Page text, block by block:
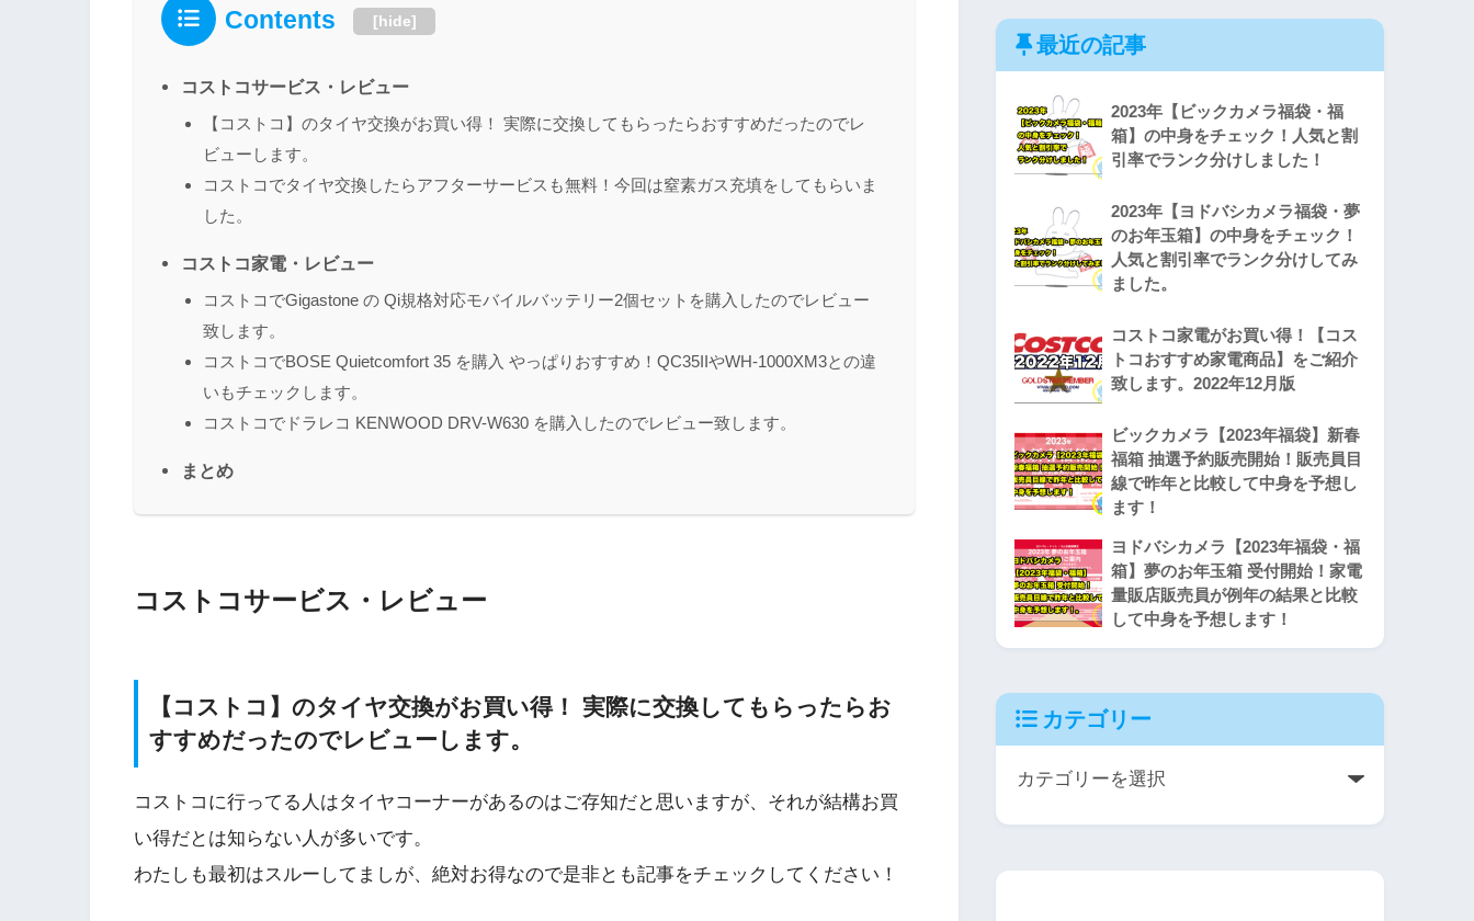
Contents [hide]
コストコサービス・レビュー
【コストコ】のタイヤ交換がお買い得！ 実際に交換してもらったらおすすめだったのでレ
ビューします。
コストコでタイヤ交換したらアフターサービスも無料！今回は窒素ガス充填をしてもらいま
した。
コストコ家電・レビュー
コストコでGigastone の Qi規格対応モバイルバッテリー2個セットを購入したのでレビュー
致します。
コストコでBOSE Quietcomfort 35 を購入 やっぱりおすすめ！QC35IIやWH-1000XM3との違
いもチェックします。
コストコでドラレコ KENWOOD DRV-W630 を購入したのでレビュー致します。
まとめ
コストコサービス・レビュー
【コストコ】のタイヤ交換がお買い得！ 実際に交換してもらったらお
すすめだったのでレビューします。
コストコに行ってる人はタイヤコーナーがあるのはご存知だと思いますが、それが結構お買
い得だとは知らない人が多いです。
わたしも最初はスルーしてましが、絶対お得なので是非とも記事をチェックしてください！
最近の記事
2023年【ビックカメラ福袋・福
箱】の中身をチェック！人気と割
引率でランク分けしました！
2023年【ヨドバシカメラ福袋・夢
のお年玉箱】の中身をチェック！
人気と割引率でランク分けしてみ
ました。
コストコ家電がお買い得！【コス
トコおすすめ家電商品】をご紹介
致します。2022年12月版
ビックカメラ【2023年福袋】新春
福箱 抽選予約販売開始！販売員目
線で昨年と比較して中身を予想し
ます！
ヨドバシカメラ【2023年福袋・福
箱】夢のお年玉箱 受付開始！家電
量販店販売員が例年の結果と比較
して中身を予想します！
カテゴリー